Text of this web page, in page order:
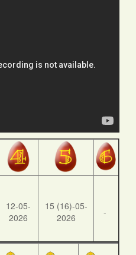
12-05-
2026
15 (16)-05-
2026
-